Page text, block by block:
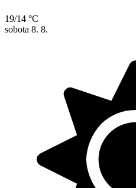
19/14 °C
sobota 8. 8.